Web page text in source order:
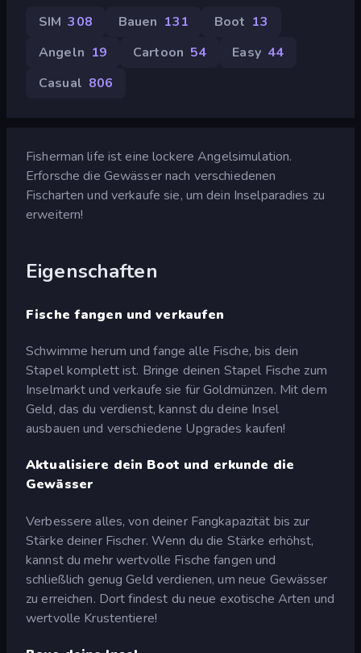
SIM 308 Bauen 131 Boot 13
Angeln 19 Cartoon 54 Easy 44
Casual 806
Fisherman life ist eine lockere Angelsimulation.
Erforsche die Gewässer nach verschiedenen
Fischarten und verkaufe sie, um dein Inselparadies zu
erweitern!
Eigenschaften
Fische fangen und verkaufen
Schwimme herum und fange alle Fische, bis dein
Stapel komplett ist. Bringe deinen Stapel Fische zum
Inselmarkt und verkaufe sie für Goldmünzen. Mit dem
Geld, das du verdienst, kannst du deine Insel
ausbauen und verschiedene Upgrades kaufen!
Aktualisiere dein Boot und erkunde die
Gewässer
Verbessere alles, von deiner Fangkapazität bis zur
Stärke deiner Fischer. Wenn du die Stärke erhöhst,
kannst du mehr wertvolle Fische fangen und
schließlich genug Geld verdienen, um neue Gewässer
zu erreichen. Dort findest du neue exotische Arten und
wertvolle Krustentiere!